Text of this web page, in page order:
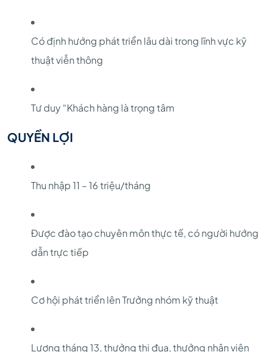
Có định hướng phát triển lâu dài trong lĩnh vực kỹ
thuật viễn thông
Tư duy “Khách hàng là trọng tâm
QUYỀN LỢI
Thu nhập 11 – 16 triệu/tháng
Được đào tạo chuyên môn thực tế, có người hướng
dẫn trực tiếp
Cơ hội phát triển lên Trưởng nhóm kỹ thuật
Lương tháng 13, thưởng thi đua, thưởng nhân viên